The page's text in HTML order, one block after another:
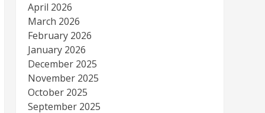
April 2026
March 2026
February 2026
January 2026
December 2025
November 2025
October 2025
September 2025